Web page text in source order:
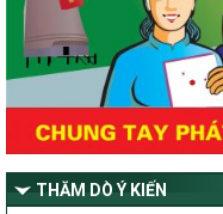
Chỉ Thị số 22-CT/TU
về đẩy mạnh thực hiện
nông thôn mới, giảm
hội vùng đồng bào dân
2030 trên địa bàn tỉnh
Quyết định số 2490/
Về việc thành lập Ban Chỉ
dựng nông thôn mới, giảm
THĂM DÒ Ý KIẾN